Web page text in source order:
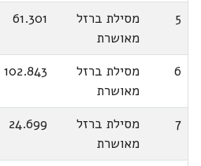
5
מסילת ברזל
מאושרת
61.301
6
מסילת ברזל
מאושרת
102.843
7
מסילת ברזל
מאושרת
24.699